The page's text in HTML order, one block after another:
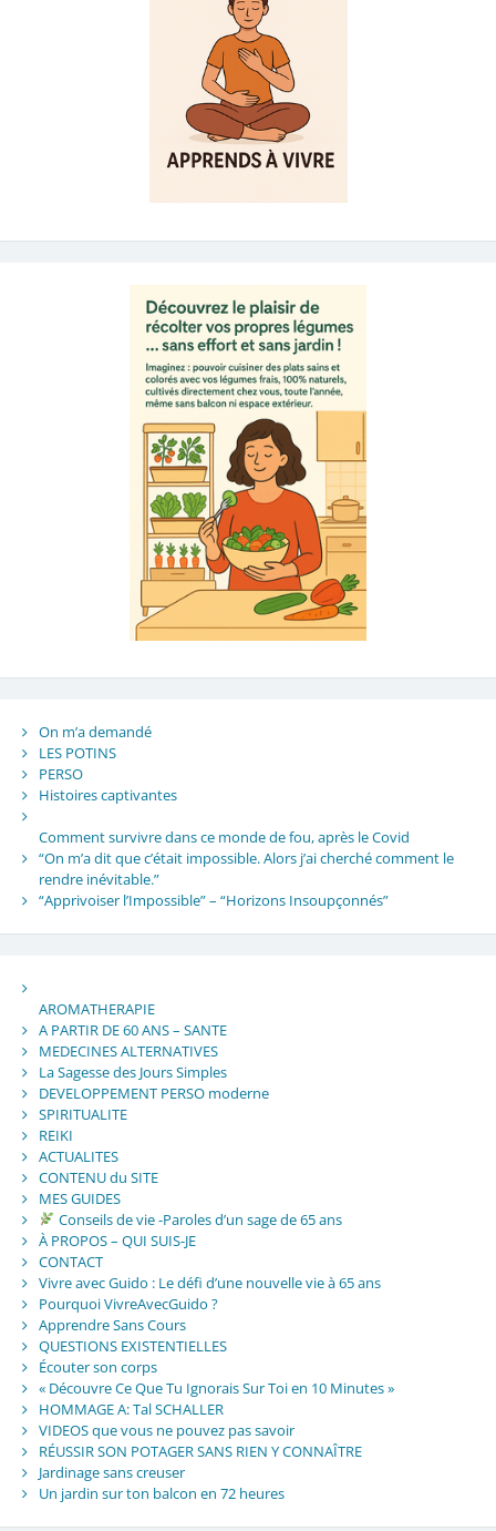
On m’a demandé
LES POTINS
PERSO
Histoires captivantes
Comment survivre dans ce monde de fou, après le Covid
“On m’a dit que c’était impossible. Alors j’ai cherché comment le
rendre inévitable.”
“Apprivoiser l’Impossible” – “Horizons Insoupçonnés”
AROMATHERAPIE
A PARTIR DE 60 ANS – SANTE
MEDECINES ALTERNATIVES
La Sagesse des Jours Simples
DEVELOPPEMENT PERSO moderne
SPIRITUALITE
REIKI
ACTUALITES
CONTENU du SITE
MES GUIDES
Conseils de vie -Paroles d’un sage de 65 ans
À PROPOS – QUI SUIS-JE
CONTACT
Vivre avec Guido : Le défi d’une nouvelle vie à 65 ans
Pourquoi VivreAvecGuido ?
Apprendre Sans Cours
QUESTIONS EXISTENTIELLES
Écouter son corps
« Découvre Ce Que Tu Ignorais Sur Toi en 10 Minutes »
HOMMAGE A: Tal SCHALLER
VIDEOS que vous ne pouvez pas savoir
RÉUSSIR SON POTAGER SANS RIEN Y CONNAÎTRE
Jardinage sans creuser
Un jardin sur ton balcon en 72 heures